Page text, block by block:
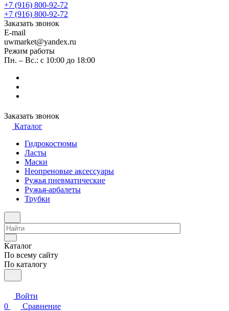
+7 (916) 800-92-72
+7 (916) 800-92-72
Заказать звонок
E-mail
uwmarket@yandex.ru
Режим работы
Пн. – Вс.: с 10:00 до 18:00
Заказать звонок
Каталог
Гидрокостюмы
Ласты
Маски
Неопреновые аксессуары
Ружья пневматические
Ружья-арбалеты
Трубки
Каталог
По всему сайту
По каталогу
Войти
0
Сравнение